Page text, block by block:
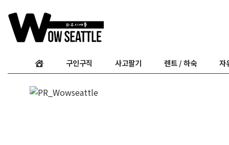
구인구직 사고팔기 렌트 / 하숙 자